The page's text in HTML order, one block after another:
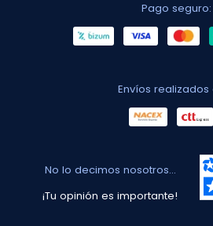
Pago seguro:
Envíos realizados
No lo decimos nosotros...
¡Tu opinión es importante!